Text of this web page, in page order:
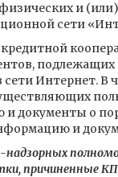
и
сети
Интернет.
документы о
и
надзорных
причиненные